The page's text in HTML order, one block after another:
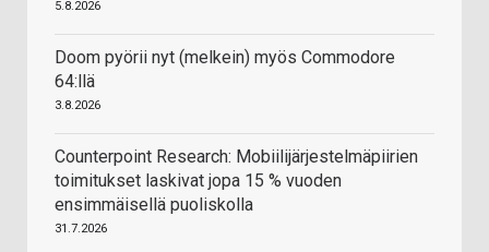
5.8.2026
Doom pyörii nyt (melkein) myös Commodore
64:llä
3.8.2026
Counterpoint Research: Mobiilijärjestelmäpiirien
toimitukset laskivat jopa 15 % vuoden
ensimmäisellä puoliskolla
31.7.2026